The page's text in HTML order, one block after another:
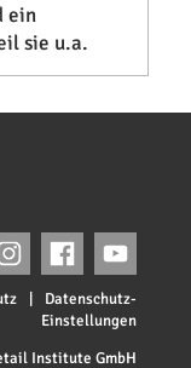
ein
sie u.a.
Datenschutz-
Einstellungen
Institute GmbH